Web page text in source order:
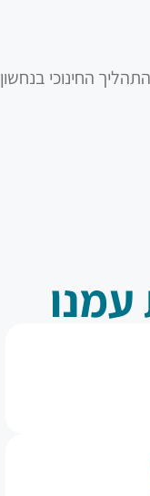
התהליך החינוכי בנחשון